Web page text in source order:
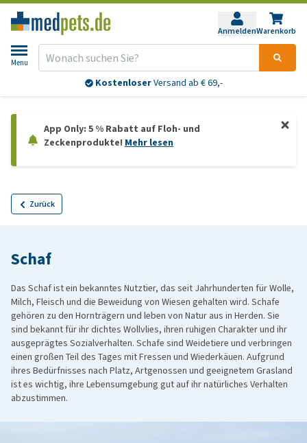
AnmeldenWarenkorb
Menu
KostenloserVersand ab € 69,-
App Only: 5 % Rabatt auf Floh- und
Zeckenprodukte! Mehr lesen
Zurück
Schaf
Das Schaf ist ein bekanntes Nutztier, das seit Jahrhunderten für Wolle,
Milch, Fleisch und die Beweidung von Wiesen gehalten wird. Schafe
gehören zu den Hornträgern und leben von Natur aus in Herden. Sie
sind bekannt für ihr dichtes Wollvlies, ihren ruhigen Charakter und ihr
ausgeprägtes Sozialverhalten. Schafe sind Weidetiere und verbringen
einen großen Teil des Tages mit Fressen und Wiederkäuen. Aufgrund
ihres Bedürfnisses nach Platz, Artgenossen und geeignetem Grasland
ist es wichtig, ihre Lebensumgebung gut auf ihr natürliches Verhalten
abzustimmen.